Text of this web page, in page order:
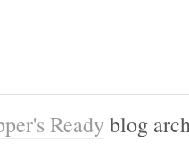
Ready blog